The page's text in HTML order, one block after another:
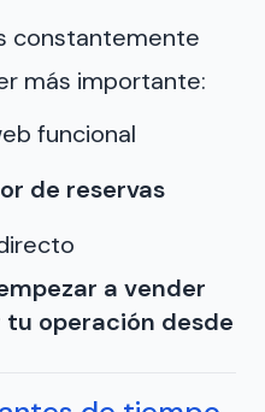
constantemente
más importante:
funcional
de reservas
a vender
operación desde